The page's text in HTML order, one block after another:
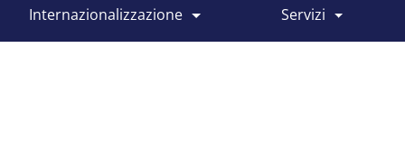
internazionalizzazione servizi